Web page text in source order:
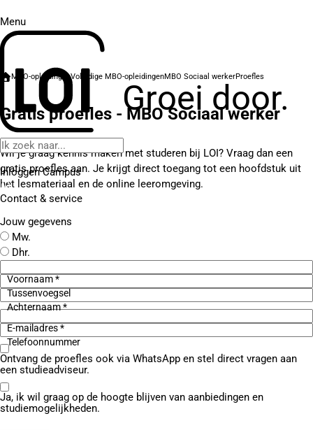
Menu
Groei door.
Inloggen Campus
Contact & service
MBO-opleidingenVolledige MBO-opleidingenMBO Sociaal werkerProefles
Gratis proefles - MBO Sociaal werker
Wil je graag kennis maken met studeren bij LOI? Vraag dan een
gratis proefles aan. Je krijgt direct toegang tot een hoofdstuk uit
het lesmateriaal en de online leeromgeving.
Jouw gegevens
Mw.
Dhr.
Voornaam *
Tussenvoegsel
Achternaam *
E-mailadres *
Telefoonnummer
Ontvang de proefles ook via WhatsApp en stel direct vragen aan
een studieadviseur.
Ja, ik wil graag op de hoogte blijven van aanbiedingen en
studiemogelijkheden.